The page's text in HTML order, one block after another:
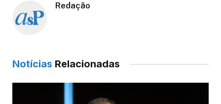
Redação
Notícias Relacionadas